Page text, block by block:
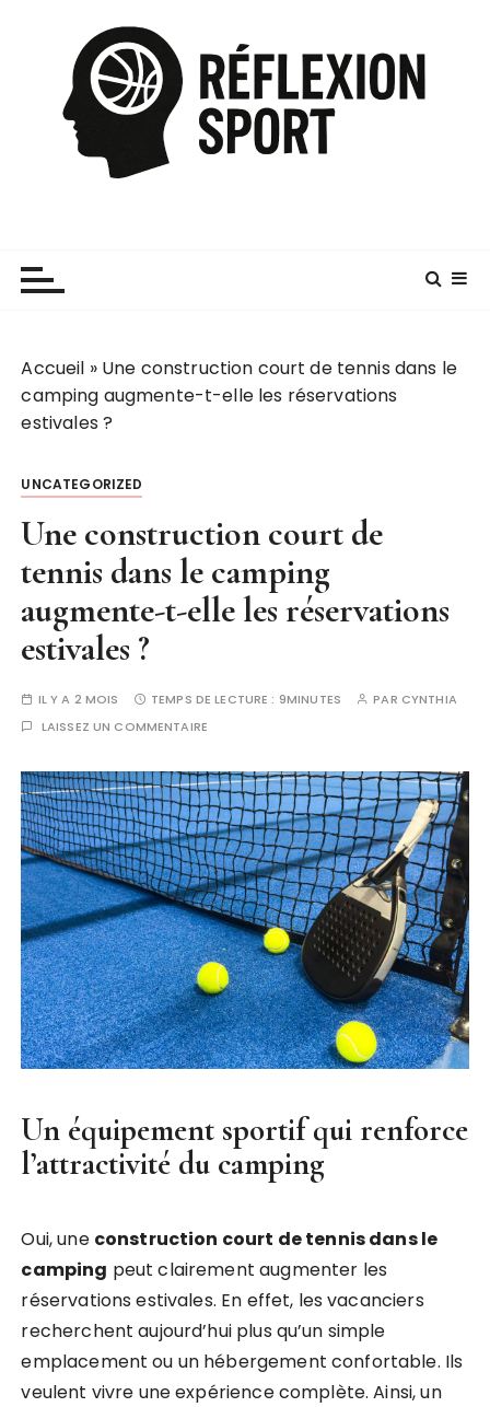
Accueil » Une construction court de tennis dans le
camping augmente-t-elle les réservations
estivales ?
UNCATEGORIZED
Une construction court de
tennis dans le camping
augmente-t-elle les réservations
estivales ?
IL Y A 2 MOIS TEMPS DE LECTURE : 9MINUTES PAR CYNTHIA
LAISSEZ UN COMMENTAIRE
Un équipement sportif qui renforce
l’attractivité du camping
Oui, une construction court de tennis dans le
camping peut clairement augmenter les
réservations estivales. En effet, les vacanciers
recherchent aujourd’hui plus qu’un simple
emplacement ou un hébergement confortable. Ils
veulent vivre une expérience complète. Ainsi, un